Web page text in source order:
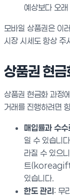
예상보다 오
모바일 상품권은 이
시장 시세도 항상 주
상품권 현
상품권 현금화 과정
거래를 진행하려면
매입률과 수수
일 수 있습니
라질 수 있으
트
있습니다.
한도 관리: 무